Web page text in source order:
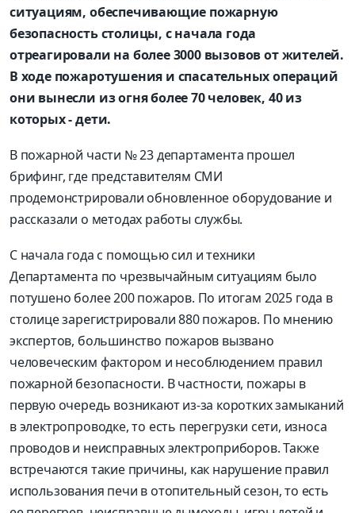
ситуациям, обеспечивающие пожарную
безопасность столицы, с начала года
отреагировали на более 3000 вызовов от жителей.
В ходе пожаротушения и спасательных операций
они вынесли из огня более 70 человек, 40 из
которых - дети.
В пожарной части № 23 департамента прошел
брифинг, где представителям СМИ
продемонстрировали обновленное оборудование и
рассказали о методах работы службы.
С начала года с помощью сил и техники
Департамента по чрезвычайным ситуациям было
потушено более 200 пожаров. По итогам 2025 года в
столице зарегистрировали 880 пожаров. По мнению
экспертов, большинство пожаров вызвано
человеческим фактором и несоблюдением правил
пожарной безопасности. В частности, пожары в
первую очередь возникают из-за коротких замыканий
в электропроводке, то есть перегрузки сети, износа
проводов и неисправных электроприборов. Также
встречаются такие причины, как нарушение правил
использования печи в отопительный сезон, то есть